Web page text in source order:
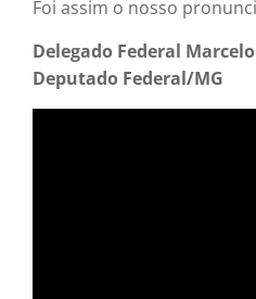
Foi assim o nosso
Delegado Federal
Deputado Federal/MG